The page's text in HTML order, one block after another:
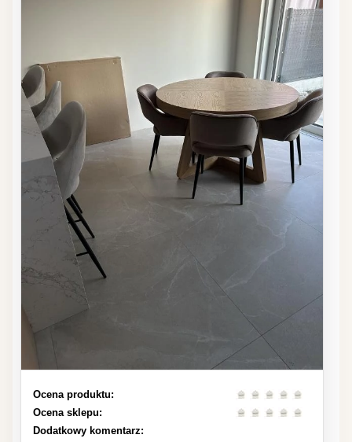
Ocena produktu:
Ocena sklepu:
Dodatkowy komentarz: